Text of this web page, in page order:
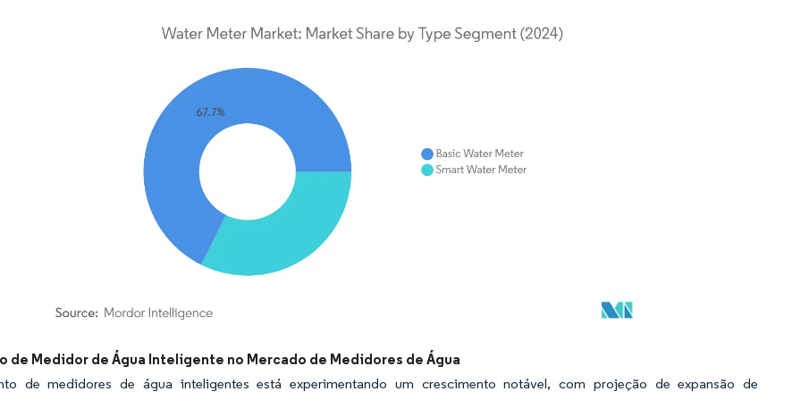
Intelligence. O reuso requer atribuição conforme CC BY 4.0.
de Medidor de Água Inteligente no Mercado de Medidores de Água
de medidores de água inteligentes está experimentando um crescimento notável, com projeção de expansão de